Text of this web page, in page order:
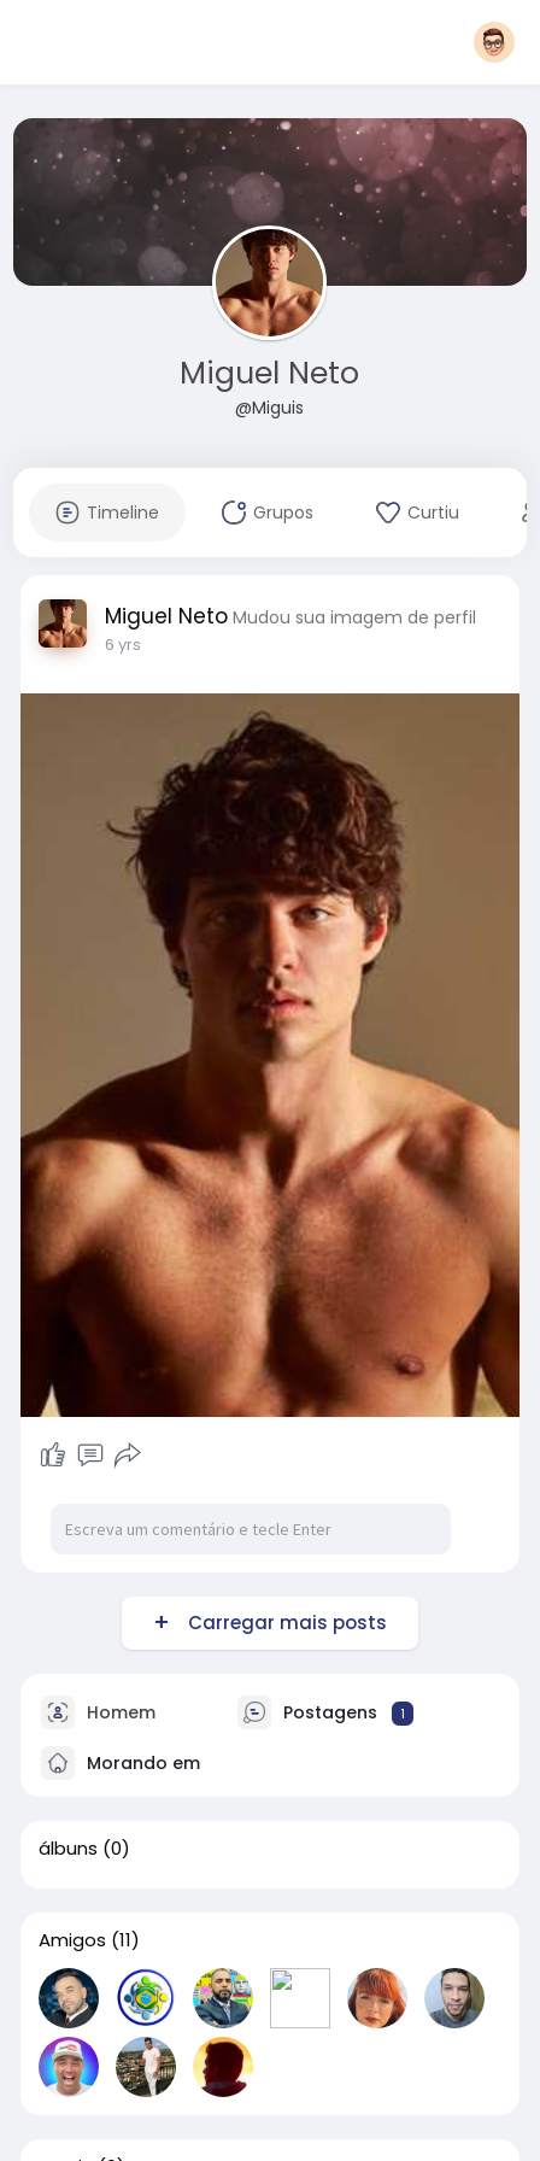
Miguel Neto
@Miguis
Timeline Grupos Curtiu
Miguel Neto Mudou sua imagem de perfil
6 yrs
Carregar mais posts
Homem Postagens 1
Morando em
álbuns (0)
Amigos (11)